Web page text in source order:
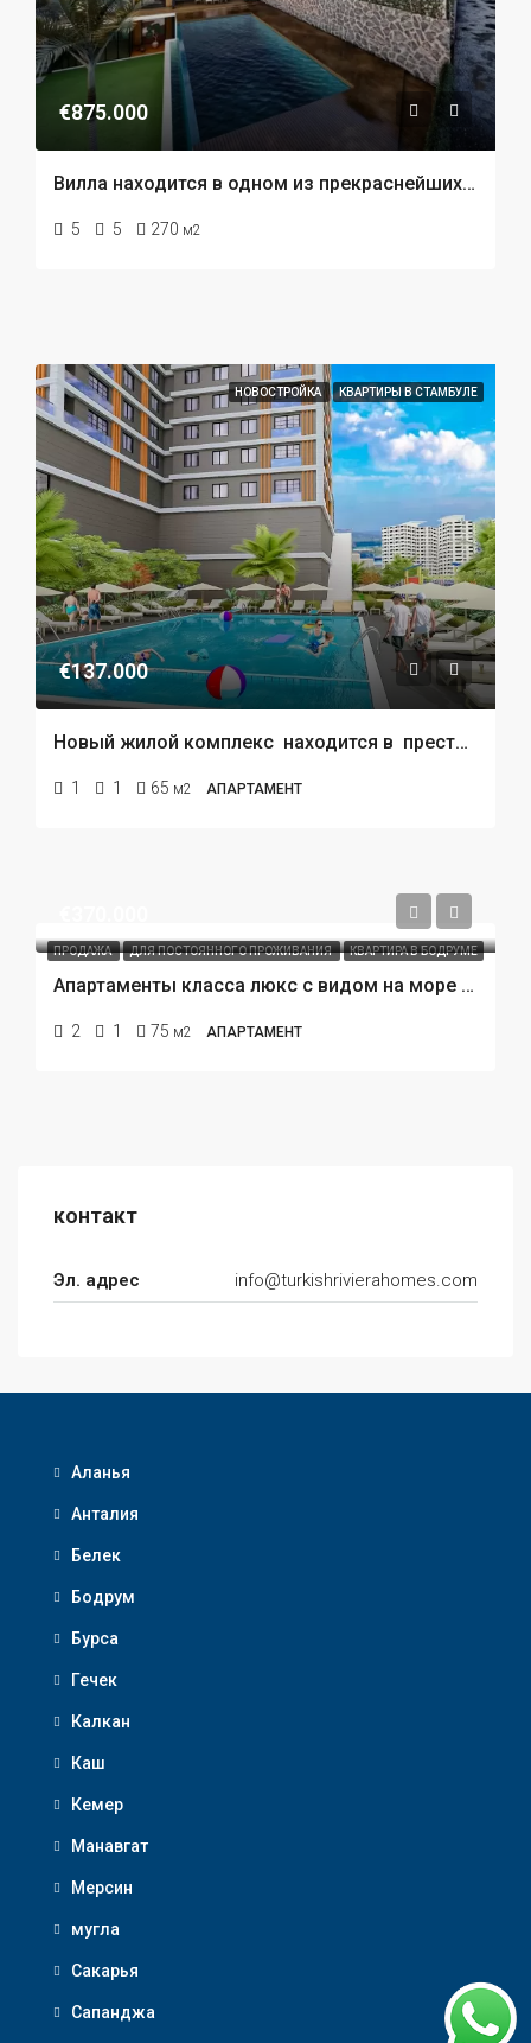
€875.000
Вилла находится в одном из прекраснейших мест Турции в Фетхие в Оваджик.
5 5 270 м2
НОВОСТРОЙКА КВАРТИРЫ В СТАМБУЛЕ
€137.000
Новый жилой комплекс находится в престижном районе в европейской части Стамбула и граничит с лучшими районами этого города: Бахчешихир, Авджилар и Бейликдузу.
1 1 65 м2 АПАРТАМЕНТ
ИЗБРАННЫЕ
ПРОДАЖА ДЛЯ ПОСТОЯННОГО ПРОЖИВАНИЯ КВАРТИРА В БОДРУМЕ
Апартаменты класса люкс с видом на море в Бодруме
2 1 75 м2 АПАРТАМЕНТ
контакт
Эл. адрес info@turkishrivierahomes.com
Аланья
Анталия
Белек
Бодрум
Бурса
Гечек
Калкан
Каш
Кемер
Манавгат
Мерсин
мугла
Сакарья
Сапанджа